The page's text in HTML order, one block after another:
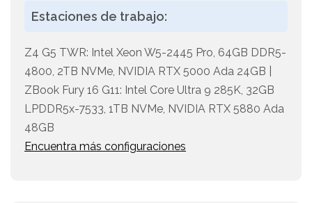
Estaciones de trabajo:
Z4 G5 TWR: Intel Xeon W5-2445 Pro, 64GB DDR5-
4800, 2TB NVMe, NVIDIA RTX 5000 Ada 24GB |
ZBook Fury 16 G11: Intel Core Ultra 9 285K, 32GB
LPDDR5x-7533, 1TB NVMe, NVIDIA RTX 5880 Ada
48GB
Encuentra más configuraciones